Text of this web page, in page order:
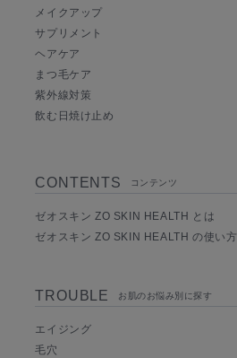
メイクアップ
サプリメント
ヘアケア
まつ毛ケア
紫外線対策
飲む日焼け止め
CONTENTS コンテンツ
ゼオスキン ZO SKIN HEALTH とは
ゼオスキン ZO SKIN HEALTH の使い方
TROUBLE お肌のお悩み別に探す
エイジング
毛穴